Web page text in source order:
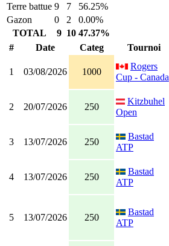
Terre battue 9 7
56.25%
Gazon
0 2
0.00%
TOTAL
9 10 47.37%
#
Date Categ Tournoi
1 03/08/2026 1000
Rogers
Cup - Canada
2 20/07/2026 250
Kitzbuhel
Open
3 13/07/2026 250
Bastad
ATP
4 13/07/2026 250
Bastad
ATP
5 13/07/2026 250
Bastad
ATP